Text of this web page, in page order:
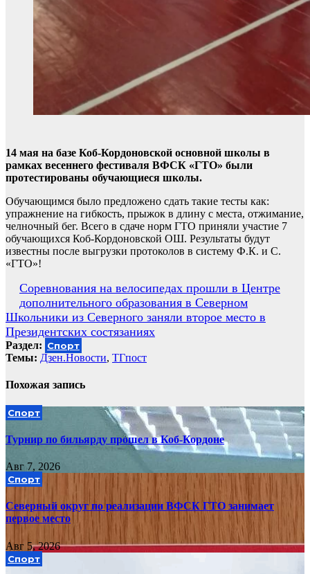
14 мая на базе Коб-Кордоновской основной школы в
рамках весеннего фестиваля ВФСК «ГТО» были
протестированы обучающиеся школы.
Обучающимся было предложено сдать такие тесты как:
упражнение на гибкость, прыжок в длину с места, отжимание,
челночный бег. Всего в сдаче норм ГТО приняли участие 7
обучающихся Коб-Кордоновской ОШ. Результаты будут
известны после выгрузки протоколов в систему Ф.К. и С.
«ГТО»!
Навигация
по
записям
Соревнования на велосипедах прошли в Центре
дополнительного образования в Северном
Школьники из Северного заняли второе место в
Президентских состязаниях
Раздел: Спорт
Темы: Дзен.Новости, ТГпост
Похожая запись
Спорт
Турнир по бильярду прошел в Коб-Кордоне
Авг 7, 2026
Спорт
Северный округ по реализации ВФСК ГТО занимает
первое место
Авг 5, 2026
Спорт